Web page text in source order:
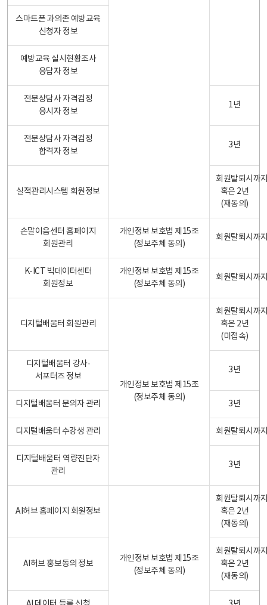
스마트폰 과의존 예방교육
신청자 정보
예방교육 실시현황조사
응답자 정보
전문상담사 자격검정
응시자 정보
1년
전문상담사 자격검정
합격자 정보
3년
실적관리시스템 회원정보
회원탈퇴시까
혹은 2년
(재동의)
손말이음센터 홈페이지
회원관리
개인정보 보호법 제15조
(정보주체 동의)
회원탈퇴시까
K-ICT 빅데이터센터
회원정보
개인정보 보호법 제15조
(정보주체 동의)
회원탈퇴시까
디지털배움터 회원관리
개인정보 보호법 제15조
(정보주체 동의)
회원탈퇴시까
혹은 2년
(미접속)
디지털배움터 강사·
서포터즈 정보
3년
디지털배움터 문의자 관리 3년
디지털배움터 수강생 관리 회원탈퇴시까
디지털배움터 역량진단자
관리
3년
AI허브 홈페이지 회원정보
개인정보 보호법 제15조
(정보주체 동의)
회원탈퇴시까
혹은 2년
(재동의)
AI허브 홍보동의 정보
회원탈퇴시까
혹은 2년
(재동의)